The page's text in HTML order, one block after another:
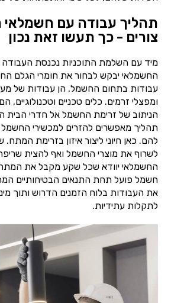
תהליך עבודה עם
צורים - כך תעשו זאת נכון
מיד עם השלמת התוכניות נכנסת
החשמלאי יבקש לבחור את חומרי הגלם
עבודות בתחום החשמל, הן עבודות של
ומפצלי זרמים. כלים טכניים
הניתוב של זרימת החשמל אל חדרי הבית
תהליך מאפשרים להזרים למכשירי
להם. כאן חיוני ליצור איזון בזרימת
לשרוף את מוצרי החשמל ואף להצית
החשמלאי יוודא שכל שקע מקבל את המתח
חשמל פועל תחת התנאים הבטיחותיים
את העבודות בלוח הזמנים הדרוש ותוך
לתקלות עתידיות.